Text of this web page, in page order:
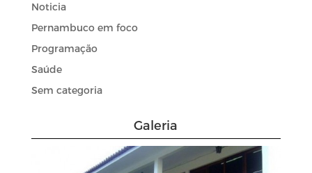
Noticia
Pernambuco em foco
Programação
Saúde
Sem categoria
Galeria